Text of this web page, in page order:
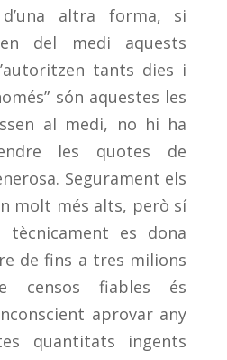
altra forma, si
del medi aquests
tants dies i
són aquestes les
al medi, no hi ha
les quotes de
Segurament els
molt més alts, però sí
es dona
de fins a tres milions
censos fiables és
aprovar any
quantitats ingents